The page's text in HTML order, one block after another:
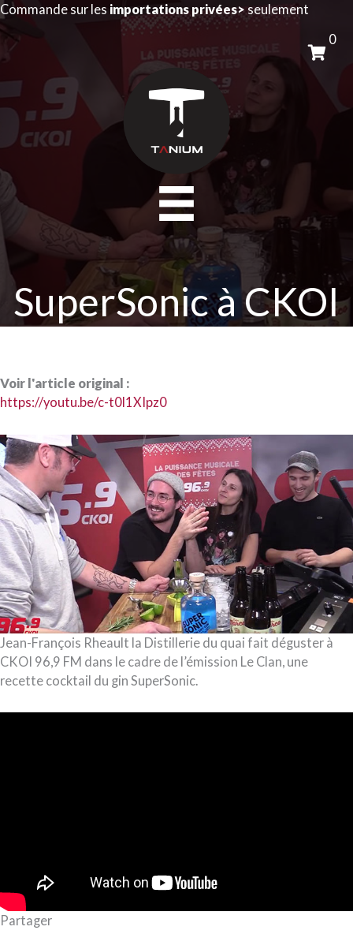
Aller
au
contenu
Commande sur les importations privées>seulement
0
SuperSonic à CKOI
Voir l'article original :
https://youtu.be/c-t0l1XIpz0
Jean-François Rheault la Distillerie du quai fait déguster à
CKOI 96,9 FM dans le cadre de l’émission Le Clan, une
recette cocktail du gin SuperSonic.
Partager